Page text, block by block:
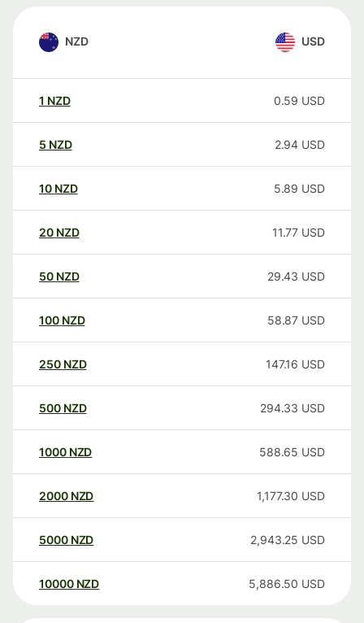
NZD USD
1 NZD 0.59 USD
5 NZD 2.94 USD
10 NZD 5.89 USD
20 NZD 11.77 USD
50 NZD 29.43 USD
100 NZD 58.87 USD
250 NZD 147.16 USD
500 NZD 294.33 USD
1000 NZD 588.65 USD
2000 NZD 1,177.30 USD
5000 NZD 2,943.25 USD
10000 NZD 5,886.50 USD